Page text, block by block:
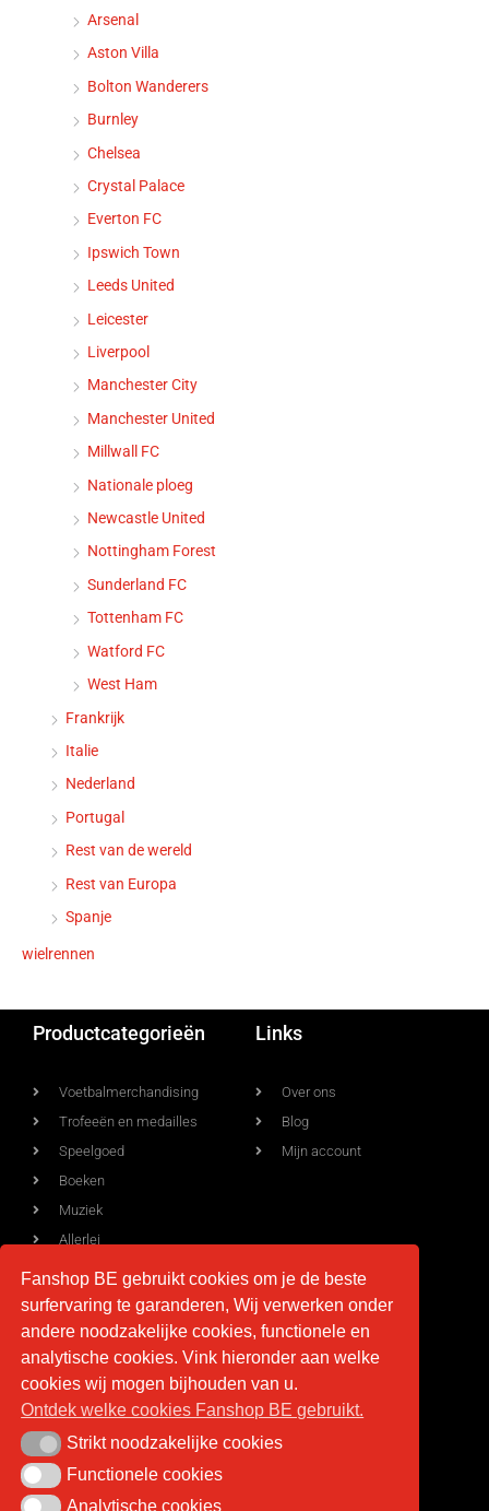
Arsenal
Aston Villa
Bolton Wanderers
Burnley
Chelsea
Crystal Palace
Everton FC
Ipswich Town
Leeds United
Leicester
Liverpool
Manchester City
Manchester United
Millwall FC
Nationale ploeg
Newcastle United
Nottingham Forest
Sunderland FC
Tottenham FC
Watford FC
West Ham
Frankrijk
Italie
Nederland
Portugal
Rest van de wereld
Rest van Europa
Spanje
wielrennen
Productcategorieën
Voetbalmerchandising
Trofeeën en medailles
Speelgoed
Boeken
Muziek
Allerlei
Links
Over ons
Blog
Mijn account
Voorwaarden
Levering
Privacy
Retourneren
Algemene voorwaarden
Contact
info@fan-shop.be
BTW BE 0879.850.673
Fanshop BE gebruikt cookies om je de beste
surfervaring te garanderen, Wij verwerken onder
andere noodzakelijke cookies, functionele en
analytische cookies. Vink hieronder aan welke
cookies wij mogen bijhouden van u.
Ontdek welke cookies Fanshop BE gebruikt.
Strikt noodzakelijke cookies
Strikt noodzakelijke cookies
Functionele cookies
Functionele cookies
Analytische cookies
Analytische cookies